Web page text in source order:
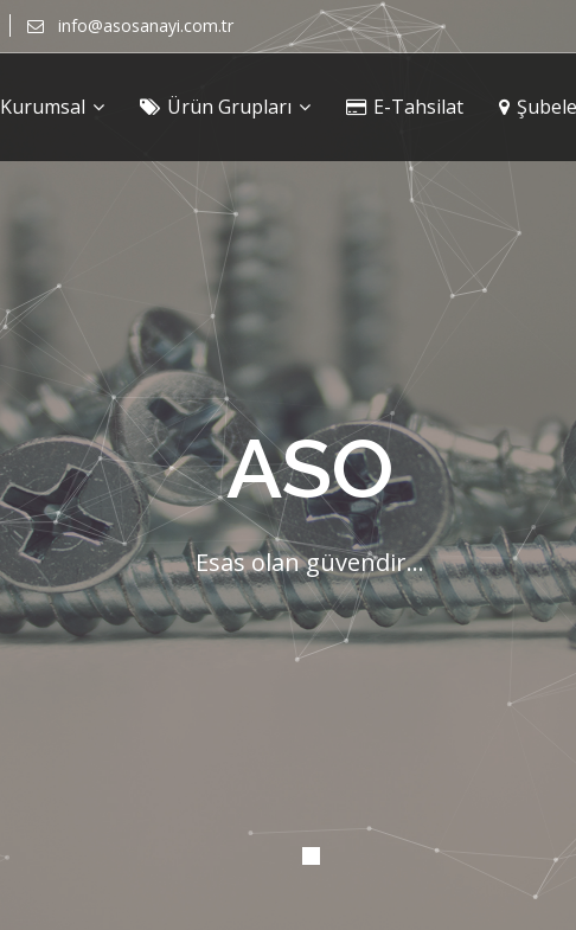
info@asosanayi.com.tr
Kurumsal Ürün Grupları E-Tahsilat
ASO
Esas olan güvendir...